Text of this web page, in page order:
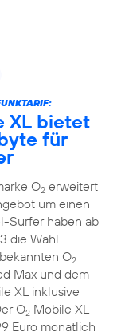
XL bietet
für
O2erweitert
um einen
Surfer haben ab
die Wahl
O2
Max und dem
XL inklusive
O2Mobile XL
Euro monatlich